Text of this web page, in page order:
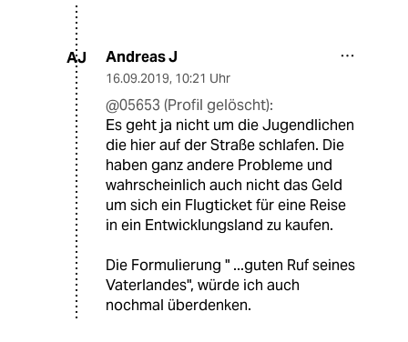
AJ Andreas J
16.09.2019, 10:21 Uhr
@05653 (Profil gelöscht):
Es geht ja nicht um die Jugendlichen
die hier auf der Straße schlafen. Die
haben ganz andere Probleme und
wahrscheinlich auch nicht das Geld
um sich ein Flugticket für eine Reise
in ein Entwicklungsland zu kaufen.
Die Formulierung " ...guten Ruf seines
Vaterlandes", würde ich auch
nochmal überdenken.